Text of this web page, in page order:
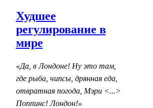
Худшее
регулирование в
мире
«Да, в Лондоне! Ну это там,
где рыба, чипсы, дрянная еда,
отвратная погода, Мэри <...>
Поппинс! Лондон!»